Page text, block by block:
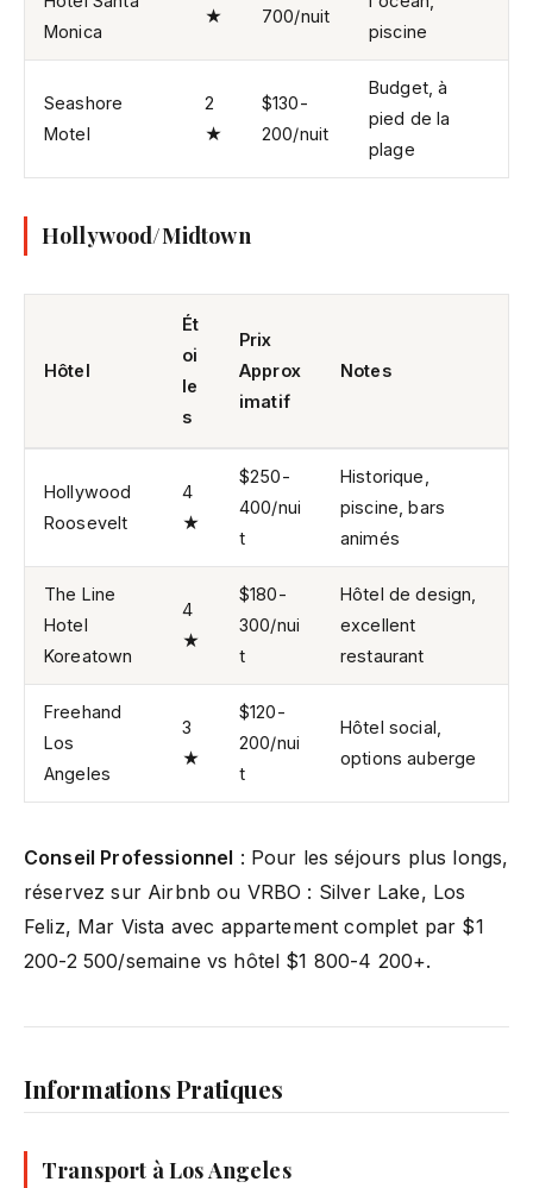
Monica
★ 700/nuit
piscine
Seashore
Motel
2
★
$130-
200/nuit
Budget, à
pied de la
plage
Hollywood/Midtown
Hôtel
Ét
oi
le
s
Prix
Approx
imatif
Notes
Hollywood
Roosevelt
4
★
$250-
400/nui
t
Historique,
piscine, bars
animés
The Line
Hotel
Koreatown
4
★
$180-
300/nui
t
Hôtel de design,
excellent
restaurant
Freehand
Los
Angeles
3
★
$120-
200/nui
t
Hôtel social,
options auberge
Conseil Professionnel : Pour les séjours plus longs,
réservez sur Airbnb ou VRBO : Silver Lake, Los
Feliz, Mar Vista avec appartement complet par $1
200-2 500/semaine vs hôtel $1 800-4 200+.
Informations Pratiques
Transport à Los Angeles